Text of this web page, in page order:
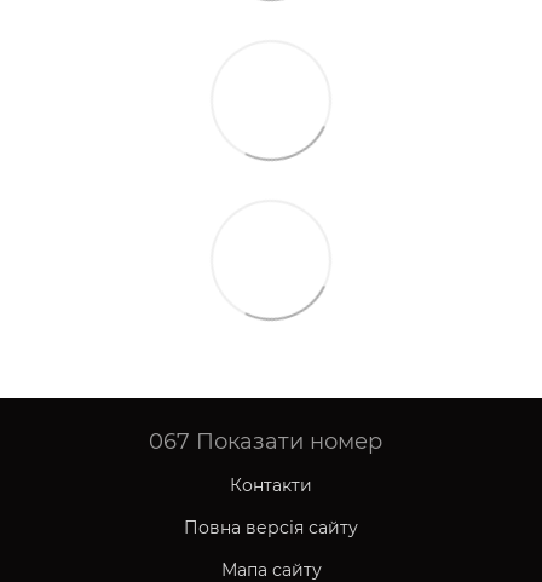
067 Показати номер
Контакти
Повна версія сайту
Мапа сайту